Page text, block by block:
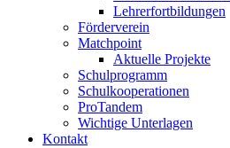
Lehrerfortbildungen
Förderverein
Matchpoint
Aktuelle Projekte
Schulprogramm
Schulkooperationen
ProTandem
Wichtige Unterlagen
Kontakt